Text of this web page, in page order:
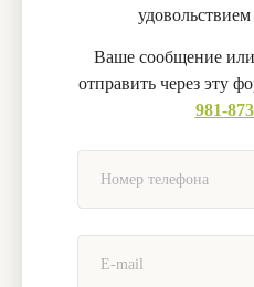
Ваше сообщение
отправить через эту
981-